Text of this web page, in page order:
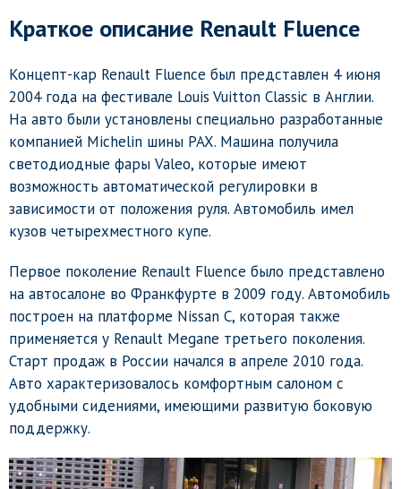
Краткое описание Renault Fluence
Концепт-кар Renault Fluence был представлен 4 июня
2004 года на фестивале Louis Vuitton Classic в Англии.
На авто были установлены специально разработанные
компанией Michelin шины PAX. Машина получила
светодиодные фары Valeo, которые имеют
возможность автоматической регулировки в
зависимости от положения руля. Автомобиль имел
кузов четырехместного купе.
Первое поколение Renault Fluence было представлено
на автосалоне во Франкфурте в 2009 году. Автомобиль
построен на платформе Nissan C, которая также
применяется у Renault Megane третьего поколения.
Старт продаж в России начался в апреле 2010 года.
Авто характеризовалось комфортным салоном с
удобными сидениями, имеющими развитую боковую
поддержку.